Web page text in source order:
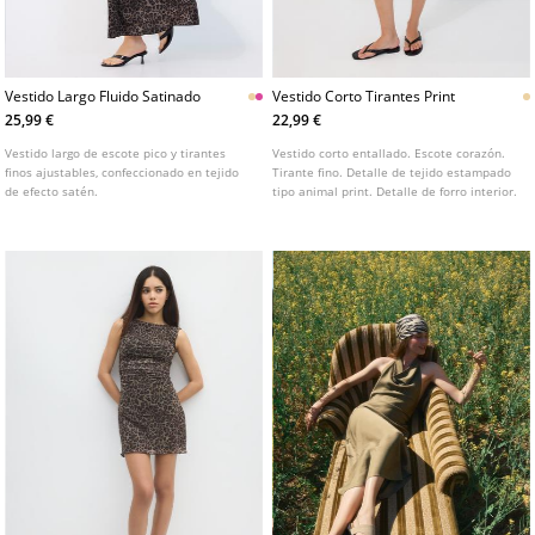
Vestido Largo Fluido Satinado
25,99 €
Vestido largo de escote pico y tirantes
finos ajustables, confeccionado en tejido
de efecto satén.
Vestido Corto Tirantes Print
22,99 €
Vestido corto entallado. Escote corazón.
Tirante fino. Detalle de tejido estampado
tipo animal print. Detalle de forro interior.